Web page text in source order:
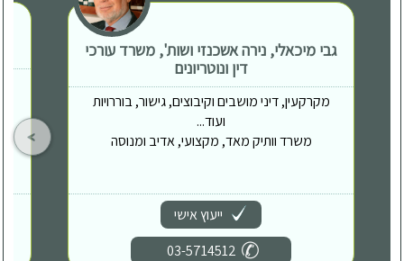
גבי מיכאלי, נירה אשכנזי ושות', משרד עורכי
דין ונוטריונים
מקרקעין, דיני מושבים וקיבוצים, גישור, בוררויות
ועוד...
משרד וותיק מאד, מקצועי, אדיב ומנוסה
ייעוץ אישי
03-5714512